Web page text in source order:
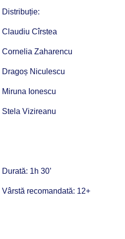
Distribuție:
Claudiu Cîrstea
Cornelia Zaharencu
Dragoș Niculescu
Miruna Ionescu
Stela Vizireanu
Durată: 1h 30’
Vârstă recomandată: 12+